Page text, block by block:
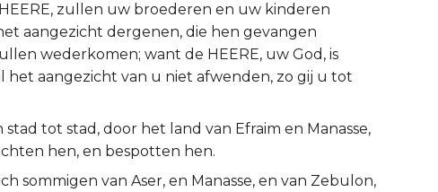
zullen uw broederen en uw kinderen
aangezicht dergenen, die hen gevangen
wederkomen; want de HEERE, uw God, is
het aangezicht van u niet afwenden, zo gij u tot
tot stad, door het land van Efraim en Manasse,
hen, en bespotten hen.
sommigen van Aser, en Manasse, en van Zebulon,